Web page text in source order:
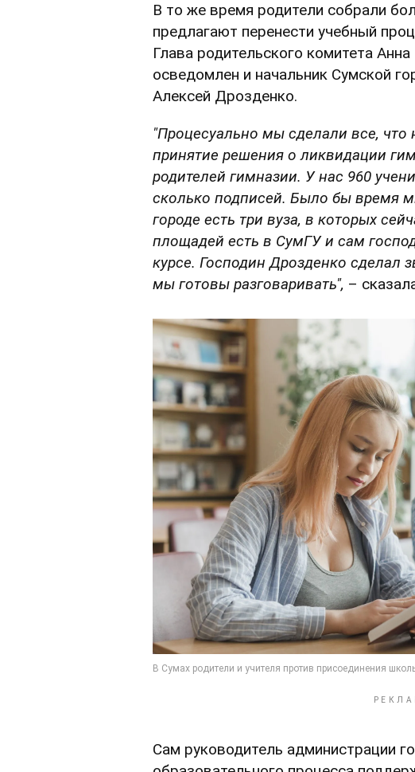
В то же время родители собрали
предлагают перенести учебный
Глава родительского комитета
осведомлен и начальник Сумской
Алексей Дрозденко.
"Процесуально мы сделали все, что
принятие решения о ликвидации
родителей гимназии. У нас 960
сколько подписей. Было бы время
городе есть три вуза, в которых
площадей есть в СумГУ и сам
курсе. Господин Дрозденко сделал
мы готовы разговаривать", –
Сам руководитель администрации